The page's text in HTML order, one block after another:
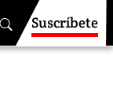
Suscríbete